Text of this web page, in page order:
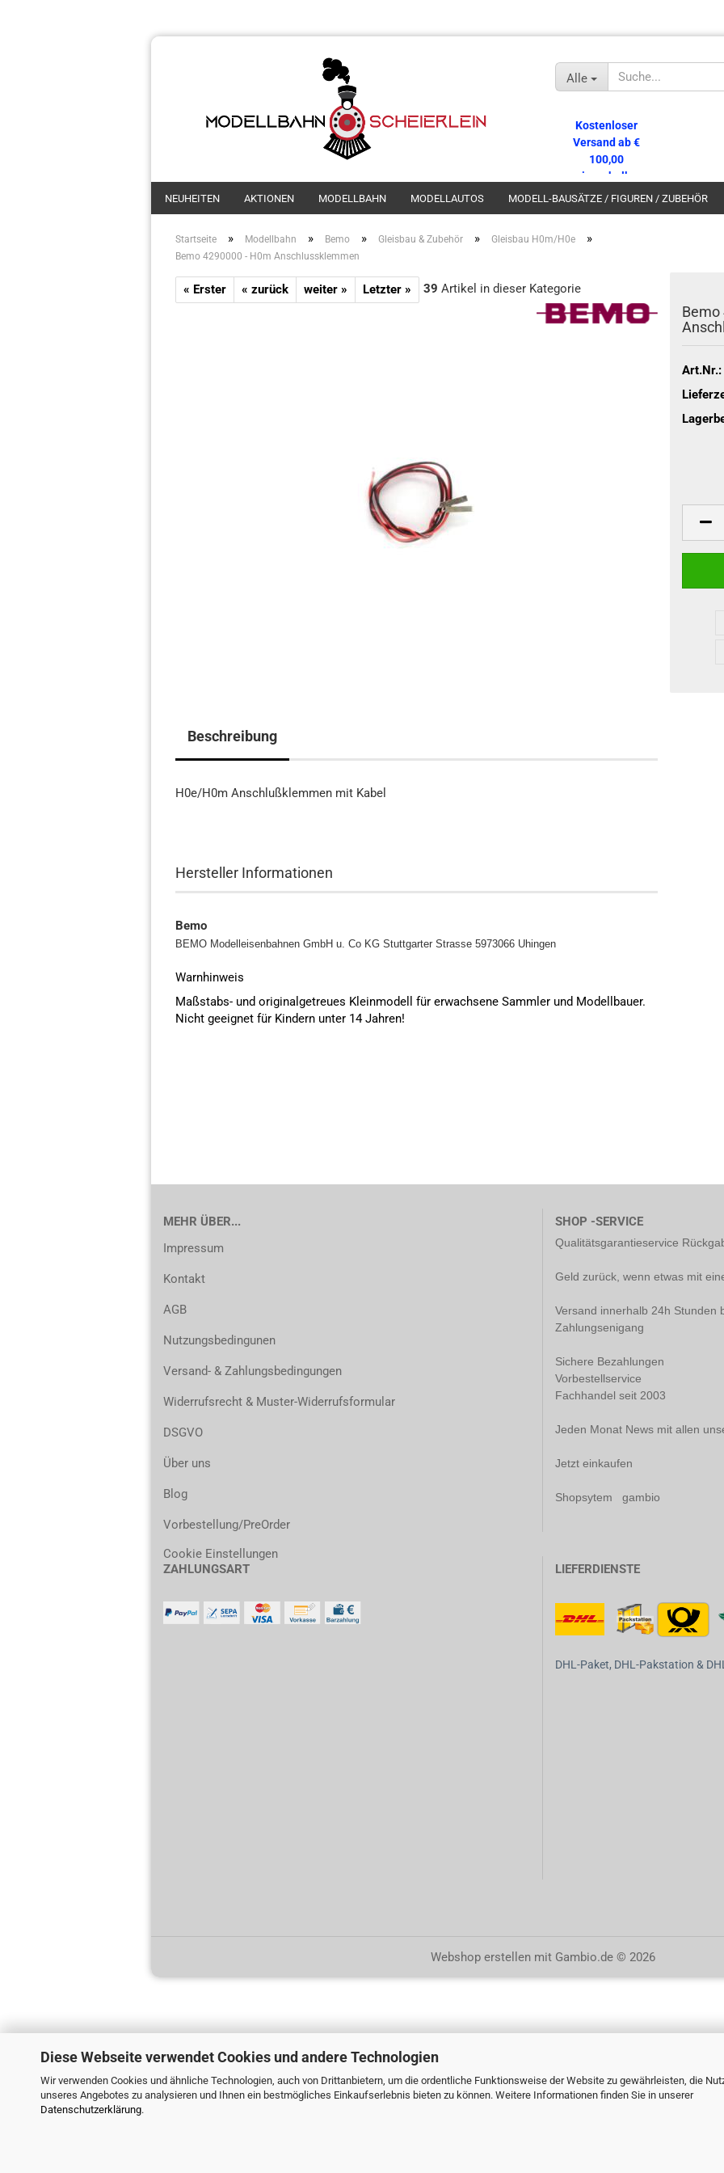
Diese Webseite verwendet Cookies und andere Technologien
Wir verwenden Cookies und ähnliche Technologien, auch von Drittanbietern, um die ordentliche Funktionsweise der Website zu gewährleisten, die
unseres Angebotes zu analysieren und Ihnen ein bestmögliches Einkaufserlebnis bieten zu können. Weitere Informationen finden Sie in unserer
Datenschutzerklärung.
Alle
Kostenloser
Versand ab €
100,00
innerhalb
Deutschlands!
NEUHEITEN AKTIONEN MODELLBAHN MODELLAUTOS MODELL-BAUSÄTZE / FIGUREN / ZUBEHÖR
Startseite » Modellbahn » Bemo » Gleisbau & Zubehör » Gleisbau H0m/H0e »
Bemo 4290000 - H0m Anschlussklemmen
« Erster « zurück weiter » Letzter » 39 Artikel in dieser Kategorie
Bemo
Art.Nr.:
Beschreibung
H0e/H0m Anschlußklemmen mit Kabel
Hersteller Informationen
Bemo
BEMO Modelleisenbahnen GmbH u. Co KG Stuttgarter Strasse 5973066 Uhingen
Warnhinweis
Maßstabs- und originalgetreues Kleinmodell für erwachsene Sammler und Modellbauer.
Nicht geeignet für Kindern unter 14 Jahren!
MEHR ÜBER...
Impressum
Kontakt
AGB
Nutzungsbedingunen
Versand- & Zahlungsbedingungen
Widerrufsrecht & Muster-Widerrufsformular
DSGVO
Über uns
Blog
Vorbestellung/PreOrder
Cookie Einstellungen
SHOP -SERVICE
Qualitätsgarantieservice
Geld zurück, wenn etwas mit
Versand innerhalb 24h Stunden
Zahlungsenigang
Sichere Bezahlungen
Vorbestellservice
Fachhandel seit 2003
Jeden Monat News mit allen
Jetzt einkaufen
Shopsytem gambio
ZAHLUNGSART LIEFERDIENSTE
DHL-Paket, DHL-Pakstation &
Webshop erstellen mit Gambio.de © 2026